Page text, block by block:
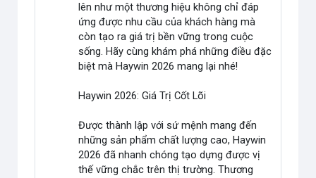
lên như một thương hiệu không chỉ đáp
ứng được nhu cầu của khách hàng mà
còn tạo ra giá trị bền vững trong cuộc
sống. Hãy cùng khám phá những điều đặc
biệt mà Haywin 2026 mang lại nhé!
Haywin 2026: Giá Trị Cốt Lõi
Được thành lập với sứ mệnh mang đến
những sản phẩm chất lượng cao, Haywin
2026 đã nhanh chóng tạo dựng được vị
thế vững chắc trên thị trường. Thương